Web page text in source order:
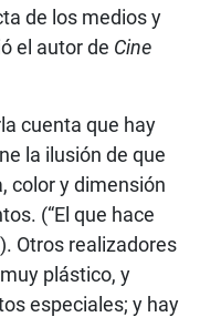
de los medios y
el autor de Cine
cuenta que hay
la ilusión de que
color y dimensión
(“El que hace
Otros realizadores
plástico, y
especiales; y hay